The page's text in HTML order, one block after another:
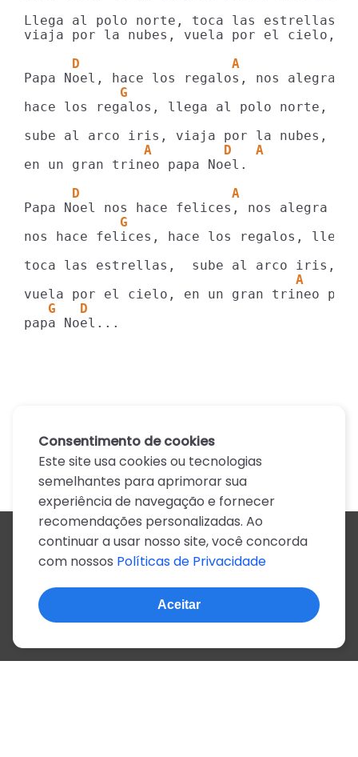
Llega al polo norte, toca las estrellas,
viaja por la nubes, vuela por el cielo,
D                   A
            G
hace los regalos, llega al polo norte,
               A         D   A
en un gran trineo papa Noel.
D                   A
            G
nos hace felices, hace los regalos,
A
   G   D
Todos os artistas
A
B C D E F G H I J
N
O P Q R S T U V W X
Z
0-9
© 2022, mais de 2 milhões de cifras e letras
Consentimento de cookies
Este site usa cookies ou tecnologias
semelhantes para aprimorar sua
experiência de navegação e fornecer
recomendações personalizadas. Ao
continuar a usar nosso site, você concorda
com nossos Políticas de Privacidade
Aceitar